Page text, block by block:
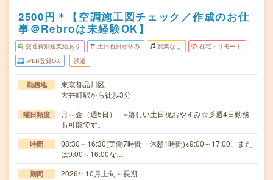
2500円＊【空調施工図チェック／作成のお仕
事＠Rebroは未経験OK】
交通費別途支給あり 土日祝日が休み 残業なし 在宅・リモート
WEB登録OK 派遣
勤務地
東京都品川区
大井町駅から徒歩3分
曜日頻度
月～金（週5日） ※嬉しい土日祝おやすみ☆彡週4日勤務
も可能です。
時間
08:30～16:30(実働7時間 休憩1時間)※9:00～17:00、また
は9:00～16:00な…
期間 2026年10月上旬～長期